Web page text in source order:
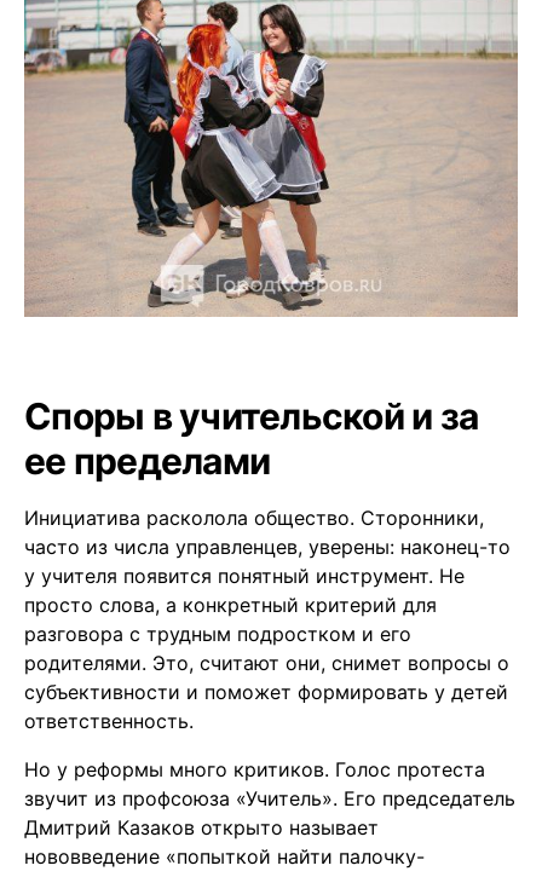
Споры в учительской и за
ее пределами
Инициатива расколола общество. Сторонники,
часто из числа управленцев, уверены: наконец-то
у учителя появится понятный инструмент. Не
просто слова, а конкретный критерий для
разговора с трудным подростком и его
родителями. Это, считают они, снимет вопросы о
субъективности и поможет формировать у детей
ответственность.
Но у реформы много критиков. Голос протеста
звучит из профсоюза «Учитель». Его председатель
Дмитрий Казаков открыто называет
нововведение «попыткой найти палочку-